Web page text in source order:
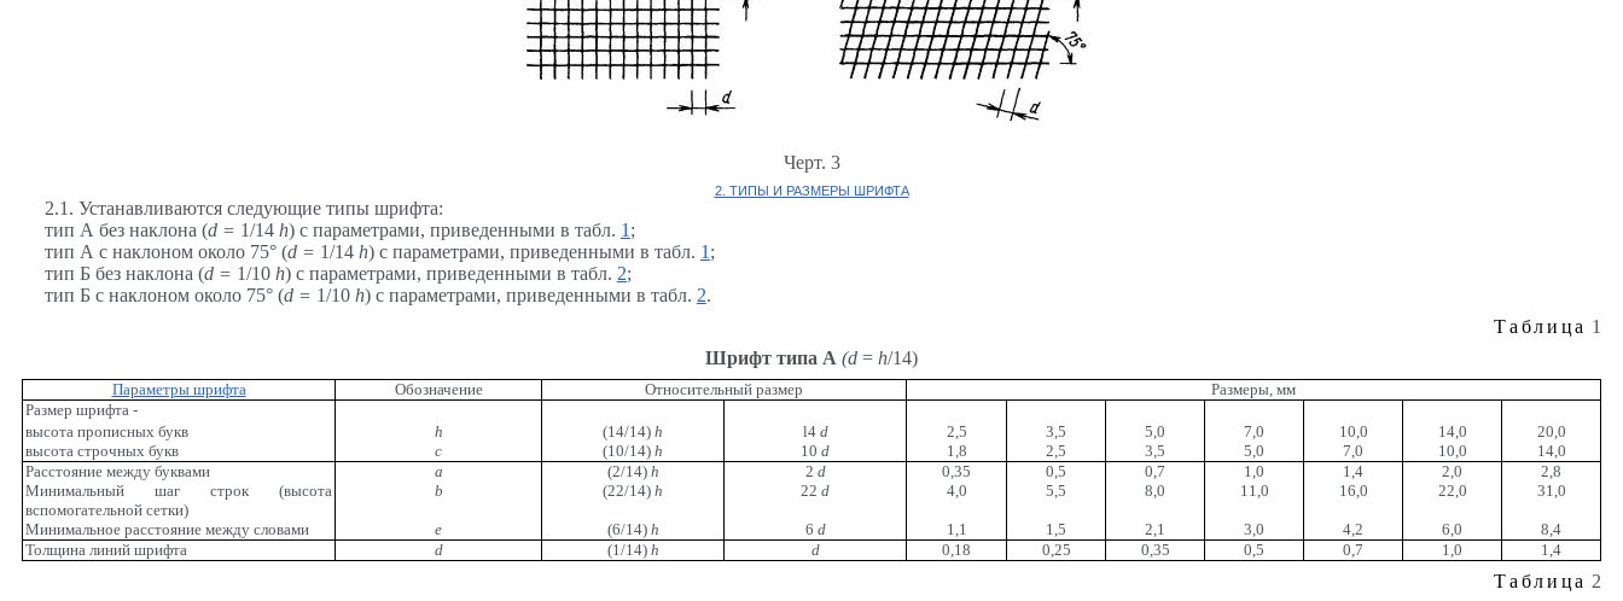
Черт. 3
2. ТИПЫ И РАЗМЕРЫ ШРИФТА
2.1. Устанавливаются следующие типы шрифта:
тип А без наклона (d = 1/14 h) с параметрами, приведенными в табл. 1 ;
тип А с наклоном около 75° (d = 1/14 h) с параметрами, приведенными в табл. 1 ;
тип Б без наклона (d = 1/10 h) с параметрами, приведенными в табл. 2;
тип Б с наклоном около 75° (d = 1/10 h) с параметрами, приведенными в табл. 2.
Таблица 1
Шрифт типа А (d = h/14)
Параметры шрифта Обозначение Относительный размер
Размеры, мм
Размер шрифта -
высота прописных букв
h (14/14) h l4 d 2,5 3,5 5,0 7,0 10,0 14,0
20,0
высота строчных букв
с (10/14) h 10 d 1,8 2,5 3,5 5,0 7,0 10,0
14,0
Расстояние между буквами
а (2/14) h 2 d 0,35 0,5 0,7 1,0 1,4 2,0
2,8
Минимальный шаг строк (высота
вспомогательной сетки)
b (22/14) h 22 d 4,0 5,5 8,0 11,0 16,0 22,0 31,0
Минимальное расстояние между словами е (6/14) h 6 d 1,1 1,5 2,1 3,0 4,2 6,0
8,4
Толщина линий шрифта
d (1/14) h d 0,18 0,25 0,35 0,5 0,7 1,0 1,4
Таблица 2